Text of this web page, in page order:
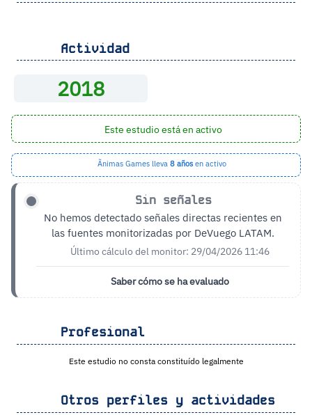
Actividad
2018
Este estudio está en activo
Ãnimas Games lleva 8 años en activo
Sin señales
No hemos detectado señales directas recientes en
las fuentes monitorizadas por DeVuego LATAM.
Último cálculo del monitor: 29/04/2026 11:46
Saber cómo se ha evaluado
Profesional
Este estudio no consta constituído legalmente
Otros perfiles y actividades